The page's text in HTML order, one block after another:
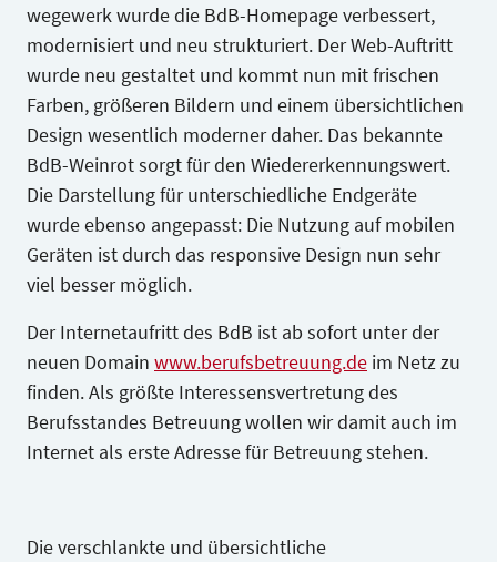
wegewerk wurde die BdB-Homepage verbessert,
modernisiert und neu strukturiert. Der Web-Auftritt
wurde neu gestaltet und kommt nun mit frischen
Farben, größeren Bildern und einem übersichtlichen
Design wesentlich moderner daher. Das bekannte
BdB-Weinrot sorgt für den Wiedererkennungswert.
Die Darstellung für unterschiedliche Endgeräte
wurde ebenso angepasst: Die Nutzung auf mobilen
Geräten ist durch das responsive Design nun sehr
viel besser möglich.
Der Internetaufritt des BdB ist ab sofort unter der
neuen Domain www.berufsbetreuung.de im Netz zu
finden. Als größte Interessensvertretung des
Berufsstandes Betreuung wollen wir damit auch im
Internet als erste Adresse für Betreuung stehen.
Die verschlankte und übersichtliche